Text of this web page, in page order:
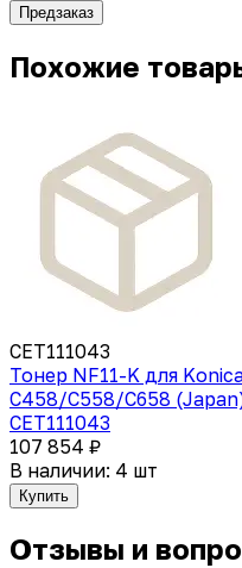
Предзаказ
Похожие
CET111043
Тонер NF11-K для
C458/C558/C658
CET111043
107 854 ₽
В наличии: 4 шт
Купить
Отзывы и